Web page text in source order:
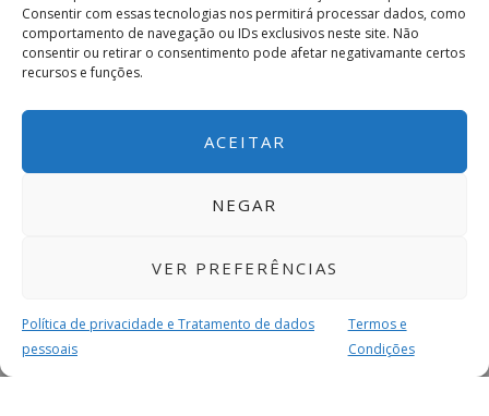
Consentir com essas tecnologias nos permitirá processar dados, como
comportamento de navegação ou IDs exclusivos neste site. Não
consentir ou retirar o consentimento pode afetar negativamante certos
recursos e funções.
ACEITAR
NEGAR
VER PREFERÊNCIAS
Política de privacidade e Tratamento de dados
pessoais
Termos e
Condições